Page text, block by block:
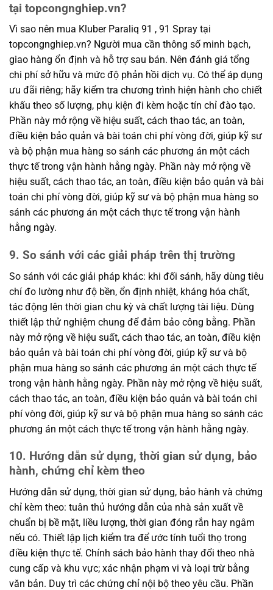
tại topcongnghiep.vn?
Vì sao nên mua Kluber Paraliq 91 , 91 Spray tại
topcongnghiep.vn? Người mua cần thông số minh bạch,
giao hàng ổn định và hỗ trợ sau bán. Nên đánh giá tổng
chi phí sở hữu và mức độ phản hồi dịch vụ. Có thể áp dụng
ưu đãi riêng; hãy kiểm tra chương trình hiện hành cho chiết
khấu theo số lượng, phụ kiện đi kèm hoặc tín chỉ đào tạo.
Phần này mở rộng về hiệu suất, cách thao tác, an toàn,
điều kiện bảo quản và bài toán chi phí vòng đời, giúp kỹ sư
và bộ phận mua hàng so sánh các phương án một cách
thực tế trong vận hành hằng ngày. Phần này mở rộng về
hiệu suất, cách thao tác, an toàn, điều kiện bảo quản và bài
toán chi phí vòng đời, giúp kỹ sư và bộ phận mua hàng so
sánh các phương án một cách thực tế trong vận hành
hằng ngày.
9. So sánh với các giải pháp trên thị trường
So sánh với các giải pháp khác: khi đối sánh, hãy dùng tiêu
chí đo lường như độ bền, ổn định nhiệt, kháng hóa chất,
tác động lên thời gian chu kỳ và chất lượng tài liệu. Dùng
thiết lập thử nghiệm chung để đảm bảo công bằng. Phần
này mở rộng về hiệu suất, cách thao tác, an toàn, điều kiện
bảo quản và bài toán chi phí vòng đời, giúp kỹ sư và bộ
phận mua hàng so sánh các phương án một cách thực tế
trong vận hành hằng ngày. Phần này mở rộng về hiệu suất,
cách thao tác, an toàn, điều kiện bảo quản và bài toán chi
phí vòng đời, giúp kỹ sư và bộ phận mua hàng so sánh các
phương án một cách thực tế trong vận hành hằng ngày.
10. Hướng dẫn sử dụng, thời gian sử dụng, bảo
hành, chứng chỉ kèm theo
Hướng dẫn sử dụng, thời gian sử dụng, bảo hành và chứng
chỉ kèm theo: tuân thủ hướng dẫn của nhà sản xuất về
chuẩn bị bề mặt, liều lượng, thời gian đóng rắn hay ngâm
nếu có. Thiết lập lịch kiểm tra để ước tính tuổi thọ trong
điều kiện thực tế. Chính sách bảo hành thay đổi theo nhà
cung cấp và khu vực; xác nhận phạm vi và loại trừ bằng
văn bản. Duy trì các chứng chỉ nội bộ theo yêu cầu. Phần